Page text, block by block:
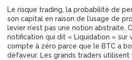
Le risque trading, la probabilité de
son capital en raison de l’usage de
levier n’est pas une notion abstraite.
notification qui dit « Liquidation » sur
compte à zéro parce que le BTC a
défaveur. Les grands traders